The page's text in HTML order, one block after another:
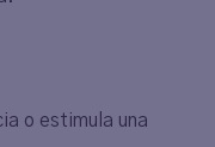
o estimula una